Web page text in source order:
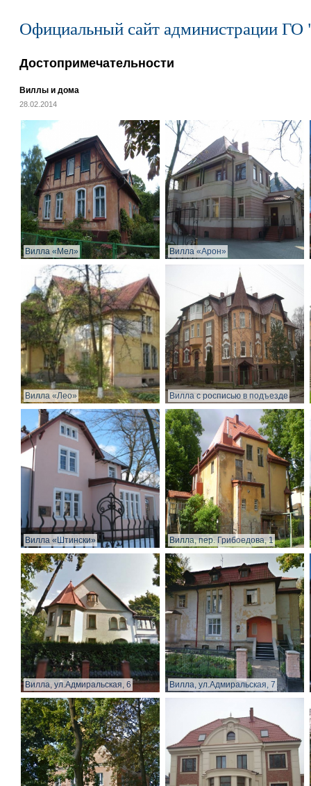
Официальный сайт администрации ГО
Достопримечательности
Виллы и дома
28.02.2014
Вилла «Мел» Вилла «Арон»
Вилла «Лео» Вилла с росписью в подъезде
Вилла «Штински» Вилла, пер. Грибоедова, 1
Вилла, ул.Адмиральская, 6 Вилла, ул.Адмиральская, 7